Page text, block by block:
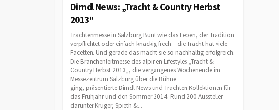
Dirndl News: „Tracht & Country Herbst
2013“
Trachtenmesse in Salzburg Bunt wie das Leben, der Tradition
verpflichtet oder einfach knackig frech – die Tracht hat viele
Facetten. Und gerade das macht sie so nachhaltig erfolgreich.
Die Branchenleitmesse des alpinen Lifestyles „Tracht &
Country Herbst 2013„, die vergangenes Wochenende im
Messezentrum Salzburg über die Bühne
ging, präsentierte Dirndl News und Trachten Kollektionen für
das Frühjahr und den Sommer 2014. Rund 200 Aussteller –
darunter Krüger, Spieth &...